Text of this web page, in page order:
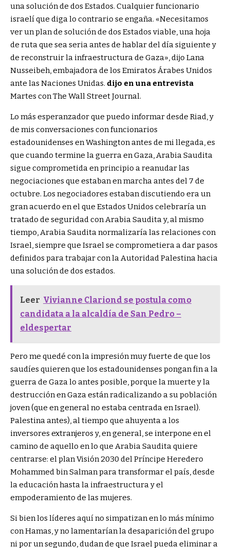
una solución de dos Estados. Cualquier funcionario
israelí que diga lo contrario se engaña. «Necesitamos
ver un plan de solución de dos Estados viable, una hoja
de ruta que sea seria antes de hablar del día siguiente y
de reconstruir la infraestructura de Gaza», dijo Lana
Nusseibeh, embajadora de los Emiratos Árabes Unidos
ante las Naciones Unidas. dijo en una entrevista
Martes con The Wall Street Journal.
Lo más esperanzador que puedo informar desde Riad, y
de mis conversaciones con funcionarios
estadounidenses en Washington antes de mi llegada, es
que cuando termine la guerra en Gaza, Arabia Saudita
sigue comprometida en principio a reanudar las
negociaciones que estaban en marcha antes del 7 de
octubre. Los negociadores estaban discutiendo era un
gran acuerdo en el que Estados Unidos celebraría un
tratado de seguridad con Arabia Saudita y, al mismo
tiempo, Arabia Saudita normalizaría las relaciones con
Israel, siempre que Israel se comprometiera a dar pasos
definidos para trabajar con la Autoridad Palestina hacia
una solución de dos estados.
Leer Vivianne Clariond se postula como
candidata a la alcaldía de San Pedro –
eldespertar
Pero me quedé con la impresión muy fuerte de que los
saudíes quieren que los estadounidenses pongan fin a la
guerra de Gaza lo antes posible, porque la muerte y la
destrucción en Gaza están radicalizando a su población
joven (que en general no estaba centrada en Israel).
Palestina antes), al tiempo que ahuyenta a los
inversores extranjeros y, en general, se interpone en el
camino de aquello en lo que Arabia Saudita quiere
centrarse: el plan Visión 2030 del Príncipe Heredero
Mohammed bin Salman para transformar el país, desde
la educación hasta la infraestructura y el
empoderamiento de las mujeres.
Si bien los líderes aquí no simpatizan en lo más mínimo
con Hamas, y no lamentarían la desaparición del grupo
ni por un segundo, dudan de que Israel pueda eliminar a